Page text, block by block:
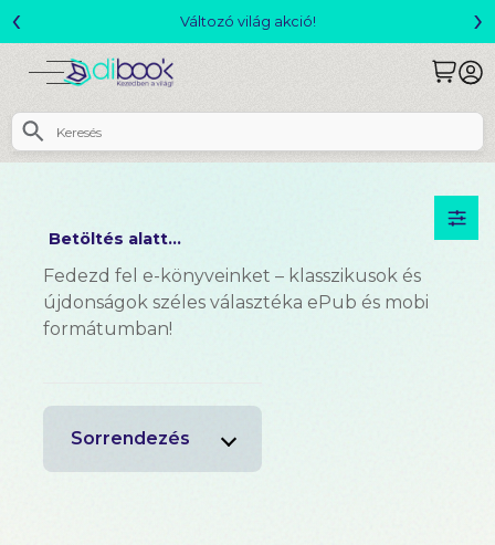
Változó világ akció!
‹ ›
Betöltés alatt...
Fedezd fel e-könyveinket – klasszikusok és
újdonságok széles választéka ePub és mobi
formátumban!
Sorrendezés